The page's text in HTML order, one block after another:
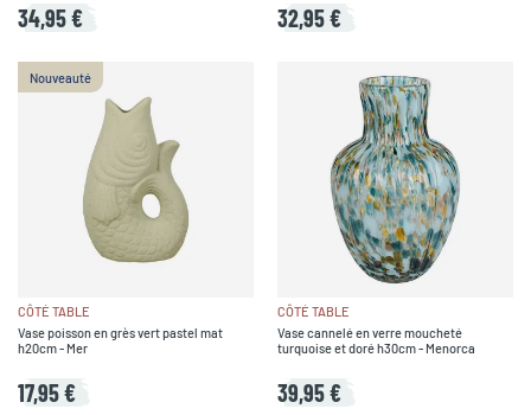
34,95 € 32,95 €
Nouveauté
CÔTÉ TABLE
Vase poisson en grès vert pastel mat
h20cm - Mer
17,95 €
CÔTÉ TABLE
Vase cannelé en verre moucheté
turquoise et doré h30cm - Menorca
39,95 €